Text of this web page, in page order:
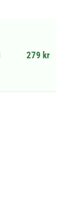
279 kr